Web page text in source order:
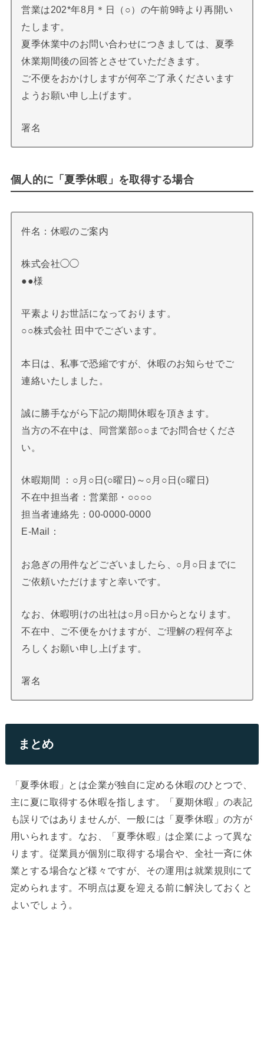
営業は202*年8月＊日（○）の午前9時より再開い
たします。
夏季休業中のお問い合わせにつきましては、夏季
休業期間後の回答とさせていただきます。
ご不便をおかけしますが何卒ご了承くださいます
ようお願い申し上げます。
署名
個人的に「夏季休暇」を取得する場合
件名：休暇のご案内
株式会社◯◯
●●様
平素よりお世話になっております。
○○株式会社 田中でございます。
本日は、私事で恐縮ですが、休暇のお知らせでご
連絡いたしました。
誠に勝手ながら下記の期間休暇を頂きます。
当方の不在中は、同営業部○○までお問合せくださ
い。
休暇期間 ：○月○日(○曜日)～○月○日(○曜日)
不在中担当者：営業部・○○○○
担当者連絡先：00-0000-0000
E-Mail：
お急ぎの用件などございましたら、○月○日までに
ご依頼いただけますと幸いです。
なお、休暇明けの出社は○月○日からとなります。
不在中、ご不便をかけますが、ご理解の程何卒よ
ろしくお願い申し上げます。
署名
まとめ
「夏季休暇」とは企業が独自に定める休暇のひとつで、
主に夏に取得する休暇を指します。「夏期休暇」の表記
も誤りではありませんが、一般には「夏季休暇」の方が
用いられます。なお、「夏季休暇」は企業によって異な
ります。従業員が個別に取得する場合や、全社一斉に休
業とする場合など様々ですが、その運用は就業規則にて
定められます。不明点は夏を迎える前に解決しておくと
よいでしょう。